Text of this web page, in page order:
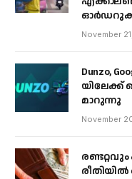
November
Dunzo,
യിലേക്ക്
മാറുന്നു
November
രണ്ടറ്റവും